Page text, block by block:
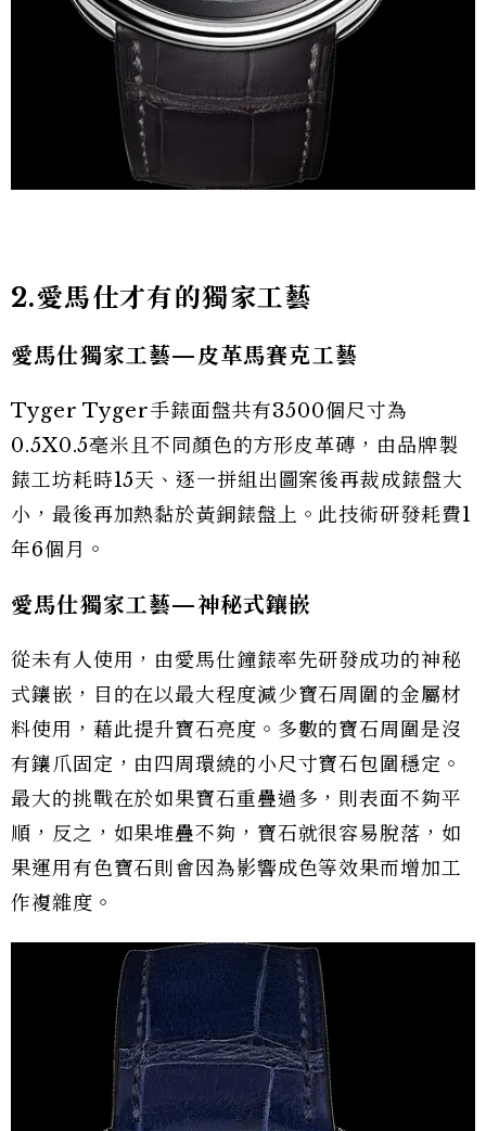
2.愛馬仕才有的獨家工藝
愛馬仕獨家工藝—皮革馬賽克工藝
Tyger Tyger手錶面盤共有3500個尺寸為
0.5X0.5毫米且不同顏色的方形皮革磚，由品牌製
錶工坊耗時15天、逐一拼組出圖案後再裁成錶盤大
小，最後再加熱黏於黃銅錶盤上。此技術研發耗費1
年6個月。
愛馬仕獨家工藝—神秘式鑲嵌
從未有人使用，由愛馬仕鐘錶率先研發成功的神秘
式鑲嵌，目的在以最大程度減少寶石周圍的金屬材
料使用，藉此提升寶石亮度。多數的寶石周圍是沒
有鑲爪固定，由四周環繞的小尺寸寶石包圍穩定。
最大的挑戰在於如果寶石重疊過多，則表面不夠平
順，反之，如果堆疊不夠，寶石就很容易脫落，如
果運用有色寶石則會因為影響成色等效果而增加工
作複雜度。